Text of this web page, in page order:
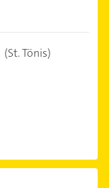
(St. Tönis)